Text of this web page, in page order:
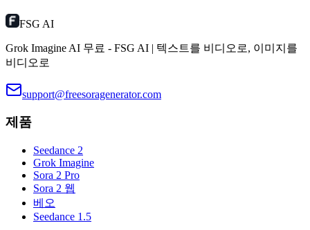
FSG AI
Grok Imagine AI 무료 - FSG AI | 텍스트를 비디오로, 이미지를
비디오로
support@freesoragenerator.com
제품
Seedance 2
Grok Imagine
Sora 2 Pro
Sora 2 웹
베오
Seedance 1.5